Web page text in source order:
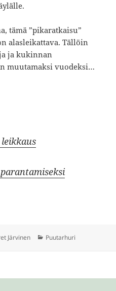
tämä ”pikaratkaisu”
alasleikattava. Tällöin
ja kukinnan
muutamaksi vuodeksi…
Järvinen Kategoriat
Puutarhuri